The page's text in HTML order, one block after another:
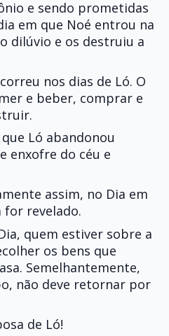
e sendo prometidas
em que Noé entrou na
dilúvio e os destruiu a
nos dias de Ló. O
e beber, comprar e
Ló abandonou
enxofre do céu e
assim, no Dia em
for revelado.
quem estiver sobre a
os bens que
Semelhantemente,
não deve retornar por
de Ló!